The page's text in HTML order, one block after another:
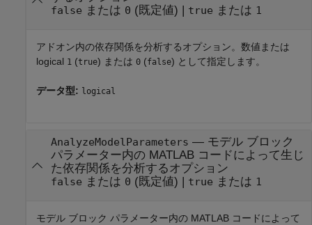
false または 0 (既定値) | true または 1
アドオン内の依存関係を分析するオプション。数値または
logical 1 (true) または 0 (false) として指定します。
データ型: logical
AnalyzeModelParameters — モデル ブロック
パラメーター内の MATLAB コードによって生じ
た依存関係を分析するオプション
false または 0 (既定値) | true または 1
モデル ブロック パラメーター内の MATLAB コードによって